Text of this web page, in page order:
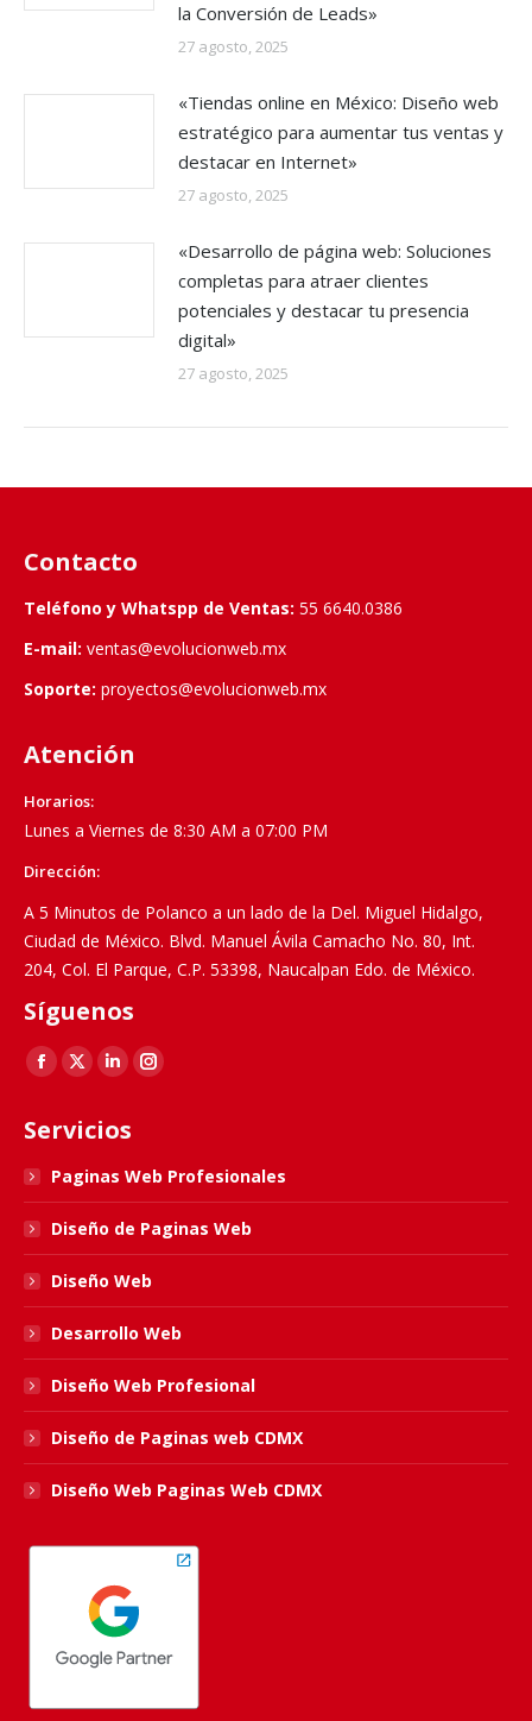
la Conversión de Leads»
27 agosto, 2025
«Tiendas online en México: Diseño web
estratégico para aumentar tus ventas y
destacar en Internet»
27 agosto, 2025
«Desarrollo de página web: Soluciones
completas para atraer clientes
potenciales y destacar tu presencia
digital»
27 agosto, 2025
Contacto
Teléfono y Whatspp de Ventas: 55 6640.0386
E-mail: ventas@evolucionweb.mx
Soporte: proyectos@evolucionweb.mx
Atención
Horarios:
Lunes a Viernes de 8:30 AM a 07:00 PM
Dirección:
A 5 Minutos de Polanco a un lado de la Del. Miguel Hidalgo,
Ciudad de México. Blvd. Manuel Ávila Camacho No. 80, Int.
204, Col. El Parque, C.P. 53398, Naucalpan Edo. de México.
Síguenos
Find us on:
Facebook
opens
in
new
window
X
opens
in
new
window
Linkedin
opens
new
window
Instagram
in
new
window
Servicios
Paginas Web Profesionales
Diseño de Paginas Web
Diseño Web
Desarrollo Web
Diseño Web Profesional
Diseño de Paginas web CDMX
Diseño Web Paginas Web CDMX